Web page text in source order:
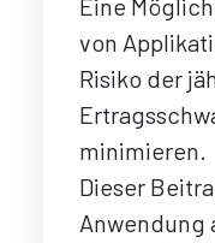
Eine
von
Risiko der
minimieren.
Dieser
Anwendung